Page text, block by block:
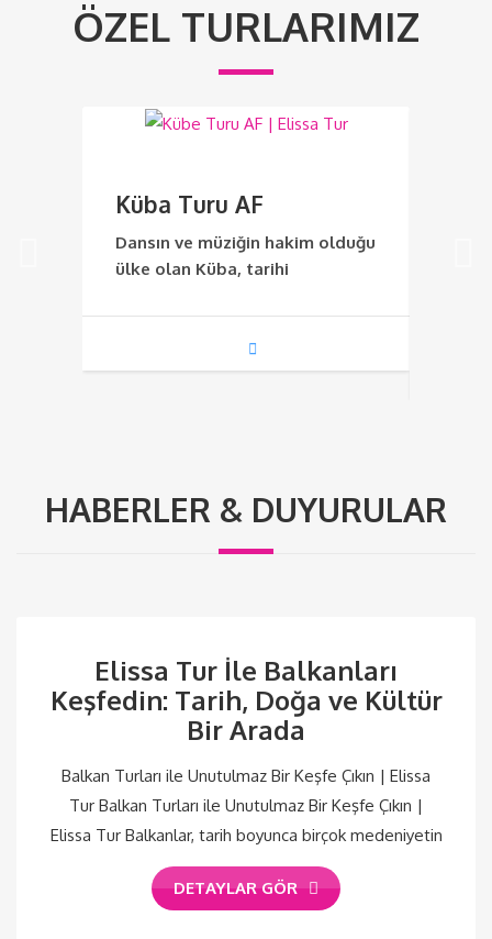
ÖZEL TURLARIMIZ
Küba Turu AF
Dansın ve müziğin hakim olduğu
ülke olan Küba, tarihi
HABERLER & DUYURULAR
Elissa Tur İle Balkanları
Keşfedin: Tarih, Doğa ve Kültür
Bir Arada
Balkan Turları ile Unutulmaz Bir Keşfe Çıkın | Elissa
Tur Balkan Turları ile Unutulmaz Bir Keşfe Çıkın |
Elissa Tur Balkanlar, tarih boyunca birçok medeniyetin
DETAYLAR GÖR